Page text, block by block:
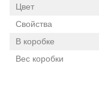
Цвет
Свойства
В коробке
Вес коробки